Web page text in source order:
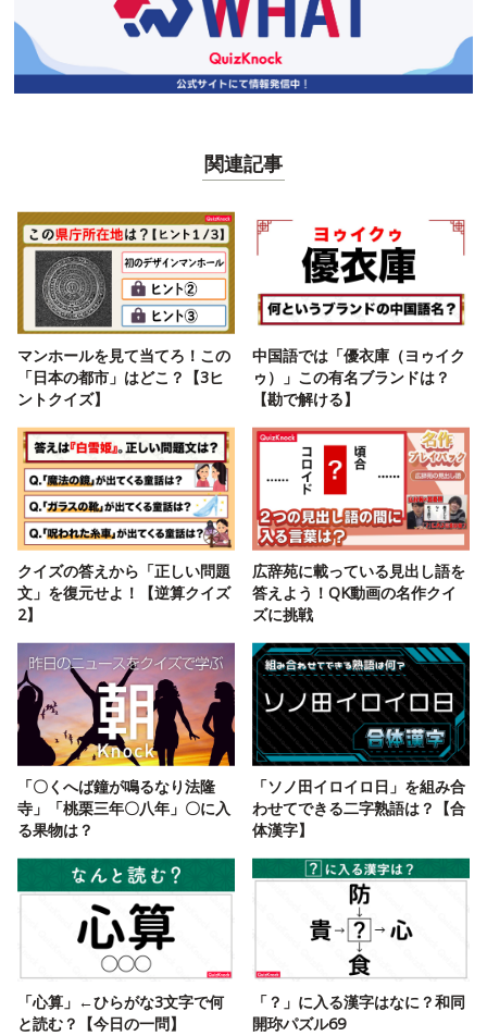
関連記事
マンホールを見て当てろ！この
「日本の都市」はどこ？【3ヒ
ントクイズ】
中国語では「優衣庫（ヨゥイク
ゥ）」この有名ブランドは？
【勘で解ける】
クイズの答えから「正しい問題
文」を復元せよ！【逆算クイズ
2】
広辞苑に載っている見出し語を
答えよう！QK動画の名作クイ
ズに挑戦
「〇くへば鐘が鳴るなり法隆
寺」「桃栗三年〇八年」〇に入
る果物は？
「ソノ田イロイロ日」を組み合
わせてできる二字熟語は？【合
体漢字】
「心算」←ひらがな3文字で何
と読む？【今日の一問】
「？」に入る漢字はなに？和同
開珎パズル69